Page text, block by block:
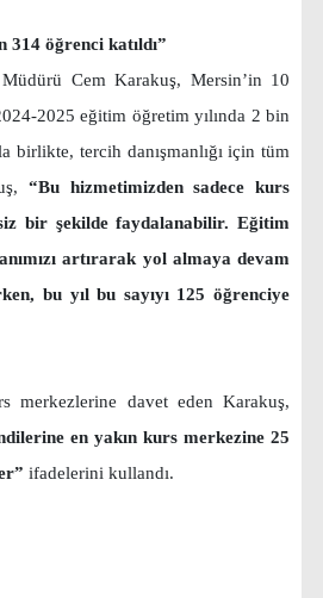
öğrenci katıldı”
Cem Karakuş, Mersin’in 10
2025 eğitim öğretim yılında 2 bin
birlikte, tercih danışmanlığı için tüm
“Bu hizmetimizden sadece kurs
bir şekilde faydalanabilir. Eğitim
artırarak yol almaya devam
bu yıl bu sayıyı 125 öğrenciye
merkezlerine davet eden Karakuş,
en yakın kurs merkezine 25
ifadelerini kullandı.